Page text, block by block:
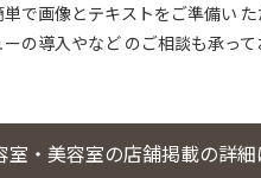
で画像とテキストをご準備い た
の導入やなど のご相談も承って
室・美容室の店舗掲載の詳細